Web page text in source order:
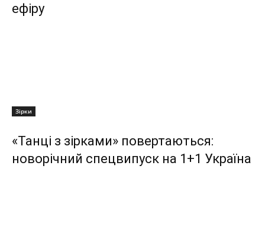
ефіру
Зірки
«Танці з зірками» повертаються:
новорічний спецвипуск на 1+1 Україна